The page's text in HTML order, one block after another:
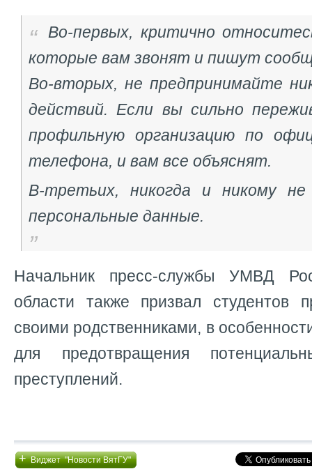
Во-первых, критично
которые вам звонят и пишут
Во-вторых, не предпринимайте
действий. Если вы сильно
профильную организацию по
телефона, и вам все объяснят.
В-третьих, никогда и никому
персональные данные.
Начальник пресс-службы УМВД
области также призвал студентов
своими родственниками, в
для предотвращения
преступлений.
+Виджет "Новости ВятГУ"